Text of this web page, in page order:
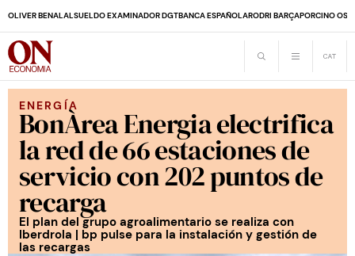
OLIVER BENALALSUELDO EXAMINADOR DGTBANCA ESPAÑOLARODRI BARÇAPORCINO
ENERGÍA
BonÀrea Energia electrifica
la red de 66 estaciones de
servicio con 202 puntos de
recarga
El plan del grupo agroalimentario se realiza con
Iberdrola | bp pulse para la instalación y gestión de
las recargas